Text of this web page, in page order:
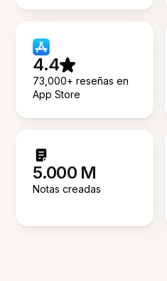
4.4
73,000+ reseñas en
App Store
5.000 M
Notas creadas